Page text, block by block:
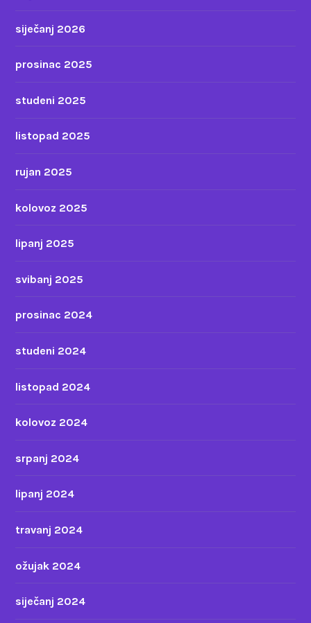
siječanj 2026
prosinac 2025
studeni 2025
listopad 2025
rujan 2025
kolovoz 2025
lipanj 2025
svibanj 2025
prosinac 2024
studeni 2024
listopad 2024
kolovoz 2024
srpanj 2024
lipanj 2024
travanj 2024
ožujak 2024
siječanj 2024